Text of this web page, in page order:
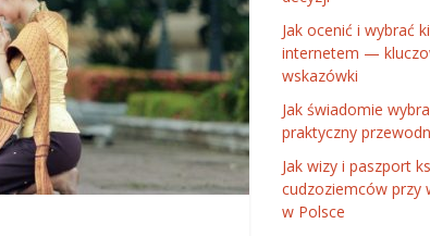
Jak ocenić i wybrać
internetem —
wskazówki
Jak świadomie
praktyczny
Jak wizy i paszport
cudzoziemców przy
w Polsce